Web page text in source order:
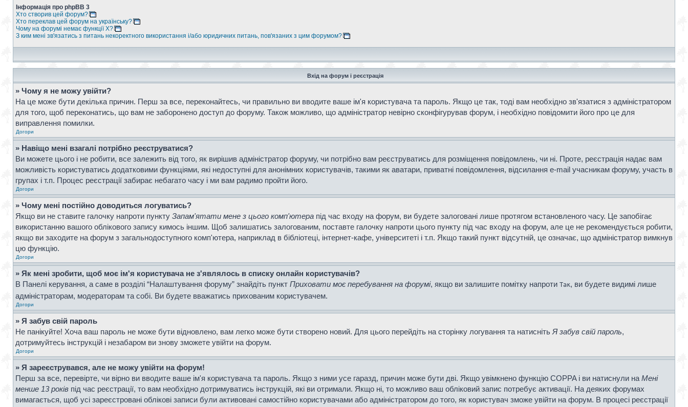
Інформація про phpBB 3
Хто створив цей форум?
Хто переклав цей форум на українську?
Чому на форумі немає функції X?
З ким мені зв'язатись з питань некоректного використання і/або юридичних питань, пов'язаних з цим форумом?
Вхід на форум і реєстрація
» Чому я не можу увійти?
На це може бути декілька причин. Перш за все, переконайтесь, чи правильно ви вводите ваше ім'я користувача та пароль. Якщо це так, тоді вам необхідно зв'язатися з адміністратором
для того, щоб переконатись, що вам не заборонено доступ до форуму. Також можливо, що адміністратор невірно сконфігурував форум, і необхідно повідомити його про це для
виправлення помилки.
Догори
» Навіщо мені взагалі потрібно реєструватися?
Ви можете цього і не робити, все залежить від того, як вирішив адміністратор форуму, чи потрібно вам реєструватись для розміщення повідомлень, чи ні. Проте, реєстрація надає вам
можливість користуватись додатковими функціями, які недоступні для анонімних користувачів, такими як аватари, приватні повідомлення, відсилання e-mail учасникам форуму, участь в
групах і т.п. Процес реєстрації забирає небагато часу і ми вам радимо пройти його.
Догори
» Чому мені постійно доводиться логуватись?
Якщо ви не ставите галочку напроти пункту Запам'ятати мене з цього комп'ютера під час входу на форум, ви будете залоговані лише протягом встановленого часу. Це запобігає
використанню вашого облікового запису кимось іншим. Щоб залишатись залогованим, поставте галочку напроти цього пункту під час входу на форум, але це не рекомендується робити,
якщо ви заходите на форум з загальнодоступного комп'ютера, наприклад в бібліотеці, інтернет-кафе, університеті і т.п. Якщо такий пункт відсутній, це означає, що адміністратор вимкнув
цю функцію.
Догори
» Як мені зробити, щоб моє ім'я користувача не з'являлось в списку онлайн користувачів?
В Панелі керування, а саме в розділі “Налаштування форуму” знайдіть пункт Приховати моє перебування на форумі, якщо ви залишите помітку напроти Так, ви будете видимі лише
адміністраторам, модераторам та собі. Ви будете вважатись прихованим користувачем.
Догори
» Я забув свій пароль
Не панікуйте! Хоча ваш пароль не може бути відновлено, вам легко може бути створено новий. Для цього перейдіть на сторінку логування та натисніть Я забув свій пароль,
дотримуйтесь інструкцій і незабаром ви знову зможете увійти на форум.
Догори
» Я зареєструвався, але не можу увійти на форум!
Перш за все, перевірте, чи вірно ви вводите ваше ім'я користувача та пароль. Якщо з ними усе гаразд, причин може бути дві. Якщо увімкнено функцію COPPA і ви натиснули на Мені
менше 13 років під час реєстрації, то вам необхідно дотримуватись інструкцій, які ви отримали. Якщо ні, то можливо ваш обліковий запис потребує активації. На деяких форумах
вимагається, щоб усі зареєстровані облікові записи були активовані самостійно користувачами або адміністратором до того, як користувач зможе увійти на форум. В процесі реєстрації